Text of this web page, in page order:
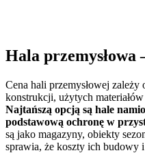
Hala przemysłowa
Cena hali przemysłowej
konstrukcji, użytych
Najtańszą opcją są hale
podstawową ochronę w
są jako magazyny, obiekty
sprawia, że koszty ich budowy